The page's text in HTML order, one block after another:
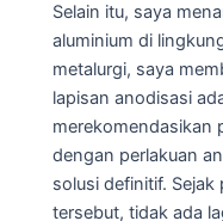
Selain itu, saya
aluminium di
metalurgi, saya
lapisan anodisasi
merekomendasikan
dengan perlakuan
solusi definitif.
tersebut, tidak ada